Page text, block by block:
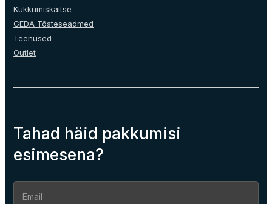
Kukkumiskaitse
GEDA Tõsteseadmed
Teenused
Outlet
Tahad häid pakkumisi
esimesena?
Section